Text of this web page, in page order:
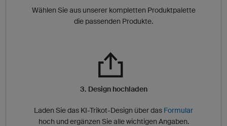
Wählen Sie aus unserer kompletten Produktpalette
die passenden Produkte.
3. Design hochladen
Laden Sie das KI-Trikot-Design über das Formular
hoch und ergänzen Sie alle wichtigen Angaben.